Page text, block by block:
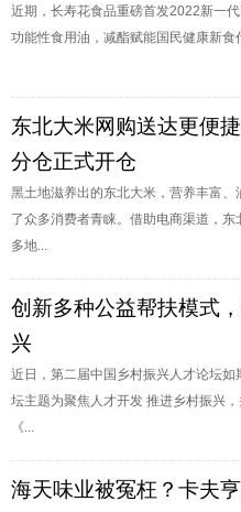
近期，长寿花食品重磅首发2022新一
功能性食用油，减酯赋能国民健康新食
东北大米网购送达更便
分仓正式开仓
黑土地滋养出的东北大米，营养丰富、
了众多消费者青睐。借助电商渠道，东
多地...
创新多种公益帮扶模式
兴
近日，第二届中国乡村振兴人才论坛如
坛主题为聚焦人才开发 推进乡村振兴
《...
海天味业被冤枉？卡夫